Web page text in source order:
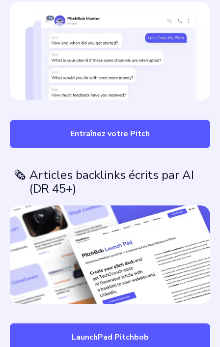
Entraînez votre Pitch
🗞️ Articles backlinks écrits par AI
(DR 45+)
LaunchPad Pitchbob